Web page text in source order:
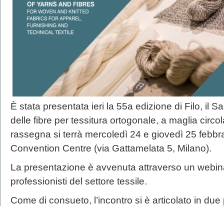
È stata presentata ieri la 55a edizione di Filo, il
delle fibre per tessitura ortogonale, a maglia
rassegna si terrà mercoledì 24 e giovedì 25
Convention Centre (via Gattamelata 5, Milano).
La presentazione è avvenuta attraverso un
professionisti del settore tessile.
Come di consueto, l’incontro si è articolato in